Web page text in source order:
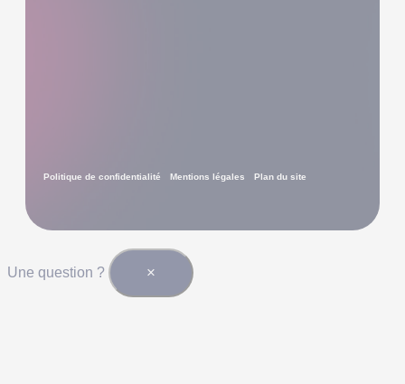
Politique de confidentialité Mentions légales Plan du site
Une question ? ×